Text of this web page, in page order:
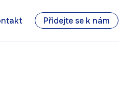
Přidejte se k nám